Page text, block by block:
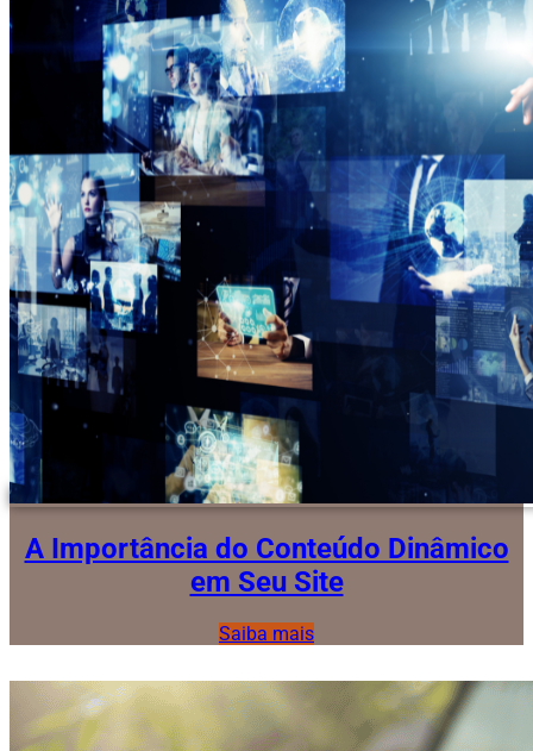
A Importância do Conteúdo Dinâmico
em Seu Site
Saiba mais